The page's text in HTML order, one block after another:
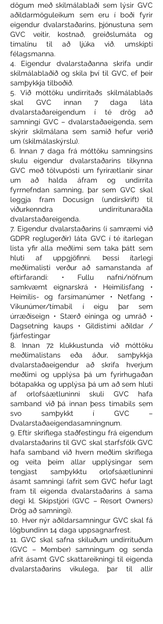
dögum með skilmálablaði sem lýsir GVC
aðildarmöguleikum sem eru í boði fyrir
eigendur dvalarstaðarins, þjónustuna sem
GVC veitir, kostnað, greiðslumáta og
tímalínu til að ljúka við. umskipti
félagsmanna.
4. Eigendur dvalarstaðanna skrifa undir
skilmálablaðið og skila því til GVC, ef þeir
samþykkja tilboðið.
5. Við móttöku undirritaðs skilmálablaðs
skal GVC innan 7 daga láta
dvalarstaðareigendum í té drög að
samningi GVC – dvalarstaðaeigenda, sem
skýrir skilmálana sem samið hefur verið
um (skilmálaskýrslu).
6. Innan 7 daga frá móttöku samningsins
skulu eigendur dvalarstaðarins tilkynna
GVC með tölvupósti um fyrirætlanir sínar
um að halda áfram og undirrita
fyrrnefndan samning, þar sem GVC skal
leggja fram Docusign (undirskrift) til
viðurkenndra undirritunaraðila
dvalarstaðareigenda.
7. Eigendur dvalarstaðarins (í samræmi við
GDPR reglugerðir) láta GVC í té ítarlegan
lista yfir alla meðlimi sem taka þátt sem
hluti af uppgjöfinni. Þessi ítarlegi
meðlimalisti verður að samanstanda af
eftirfarandi: • Fullu nafni/nöfnum
samkvæmt eignarskrá • Heimilisfang •
Heimilis- og farsímanúmer • Netfang •
Vikunúmer/tímabil í eigu þar sem
úrræðiseign • Stærð eininga og umráð •
Dagsetning kaups • Gildistími aðildar /
fjárfestingar
8. Innan 72 klukkustunda við móttöku
meðlimalistans eða áður, samþykkja
dvalarstaðaeigendur að skrifa hverjum
meðlimi og upplýsa þá um fyrirhugaðan
bótapakka og upplýsa þá um að sem hluti
af orlofsáætluninni skuli GVC hafa
samband við þá innan þess tímabils sem
svo samþykkt í GVC –
Dvalarstaðaeigendasamningnum.
9. Eftir skriflega staðfestingu frá eigendum
dvalarstaðarins til GVC skal starfsfólk GVC
hafa samband við hvern meðlim skriflega
og veita þeim allar upplýsingar sem
tengjast samþykktu orlofsáætluninni
ásamt samningi (afrit sem GVC hefur lagt
fram til eigenda dvalarstaðarins á sama
degi kl. Skipstjóri (GVC – Resort Owners)
Drög að samningi).
10. Hver nýr aðildarsamningur GVC skal fá
lögbundinn 14 daga uppsagnarfrest.
11. GVC skal safna skiluðum undirrituðum
(GVC – Member) samningum og senda
afrit ásamt GVC skattareikningi til eigenda
dvalarstaðarins vikulega, þar til allir